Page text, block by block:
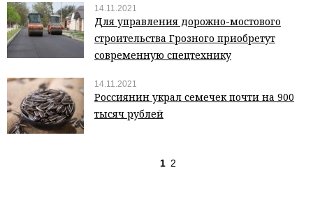
14.11.2021
Для управления дорожно-мостового
строительства Грозного приобретут
современную спецтехнику
14.11.2021
Россиянин украл семечек почти на 900
тысяч рублей
1 2